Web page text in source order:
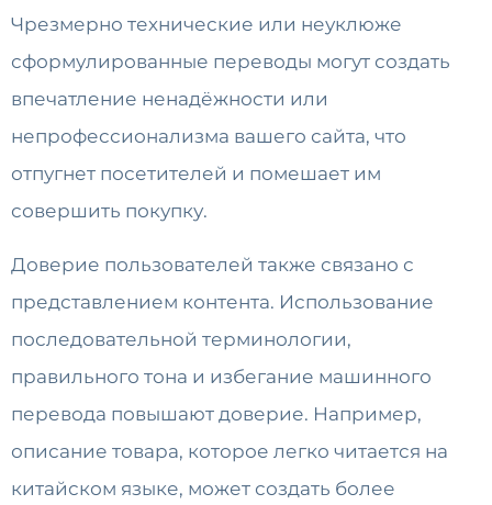
Чрезмерно технические или неуклюже
сформулированные переводы могут создать
впечатление ненадёжности или
непрофессионализма вашего сайта, что
отпугнет посетителей и помешает им
совершить покупку.
Доверие пользователей также связано с
представлением контента. Использование
последовательной терминологии,
правильного тона и избегание машинного
перевода повышают доверие. Например,
описание товара, которое легко читается на
китайском языке, может создать более